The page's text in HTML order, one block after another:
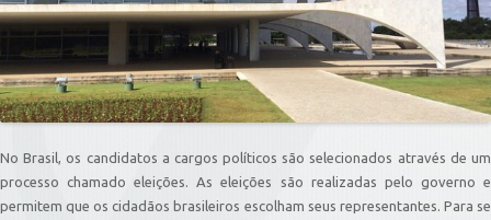
No Brasil, os candidatos a cargos políticos são selecionados através de um
processo chamado eleições. As eleições são realizadas pelo governo e
permitem que os cidadãos brasileiros escolham seus representantes. Para se